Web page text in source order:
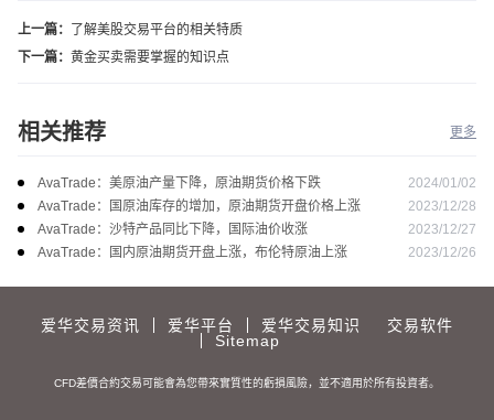
上一篇： 了解美股交易平台的相关特质
下一篇： 黄金买卖需要掌握的知识点
相关推荐 更多
AvaTrade：美原油产量下降，原油期货价格下跌
2024/01/02
AvaTrade：国原油库存的增加，原油期货开盘价格上涨
2023/12/28
AvaTrade：沙特产品同比下降，国际油价收涨
2023/12/27
AvaTrade：国内原油期货开盘上涨，布伦特原油上涨
2023/12/26
爱华交易资讯 爱华平台 爱华交易知识
交易软件
Sitemap
CFD差價合約交易可能會為您帶來實質性的虧損風險，並不適用於所有投資者。